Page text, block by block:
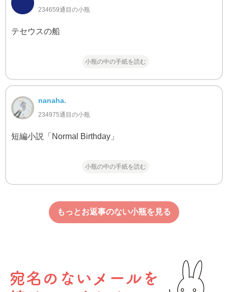
234659通目の小瓶
テセウスの船
小瓶の中の手紙を読む
nanaha.
234975通目の小瓶
短編小説「Normal Birthday」
小瓶の中の手紙を読む
もっとお返事のない小瓶を見る